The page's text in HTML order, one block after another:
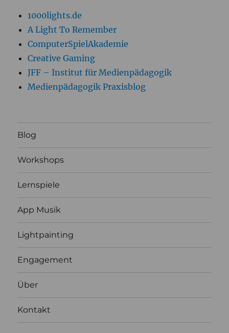
1000lights.de
A Light To Remember
ComputerSpielAkademie
Creative Gaming
JFF – Institut für Medienpädagogik
Medienpädagogik Praxisblog
Blog
Workshops
Lernspiele
App Musik
Lightpainting
Engagement
Über
Kontakt